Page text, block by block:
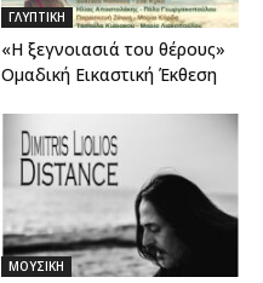
ΓΛΥΠΤΙΚΗ
«Η ξεγνοιασιά του θέρους»
Ομαδική Εικαστική Έκθεση
ΜΟΥΣΙΚΗ